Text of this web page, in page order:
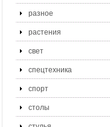
разное
растения
свет
спецтехника
спорт
столы